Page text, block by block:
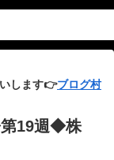
します👉ブログ村
19週◆株